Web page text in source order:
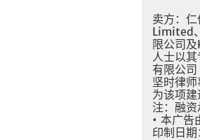
卖方：
Limited
限公司
人士以
有限公
坚时律
为该项
注：融
• 本广告
印制日